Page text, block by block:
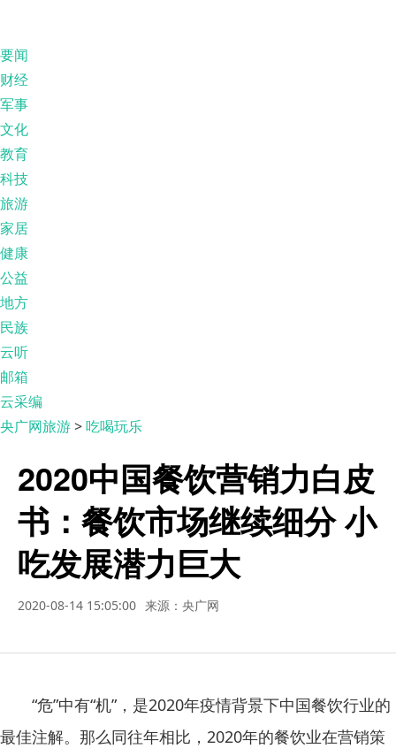
要闻
财经
军事
文化
教育
科技
旅游
家居
健康
公益
地方
民族
云听
邮箱
云采编
央广网旅游>吃喝玩乐
2020中国餐饮营销力白皮
书：餐饮市场继续细分 小
吃发展潜力巨大
2020-08-14 15:05:00 来源：央广网
“危”中有“机”，是2020年疫情背景下中国餐饮行业的
最佳注解。那么同往年相比，2020年的餐饮业在营销策